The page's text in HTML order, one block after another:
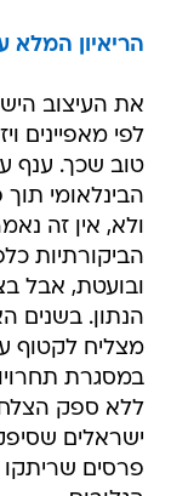
הריאיון המלא
את העיצוב
לפי מאפיינים
טוב שכך. ענף
הבינלאומי
ולא, אין זה
הביקורתיות
ובועטת, אבל
הנתון. בשנים
מצליח לקטוף
ללא ספק
ישראלים
פרסים שריתקו